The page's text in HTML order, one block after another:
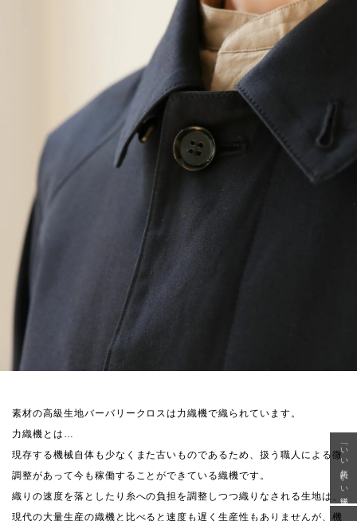
素材の高級生地バーバリークロスは力織機で織られています。
力織機とは…
現存する機械自体も少なくまた古いものであるため、扱う職人による微
調整があって今も稼働することができている織機です。
織りの速度を落としたり糸への負担を調整しつつ織りなされる生地は、
現代の大量生産の織機と比べると速度も遅く生産性もありませんが、機
「いい年齢 いい洋服」